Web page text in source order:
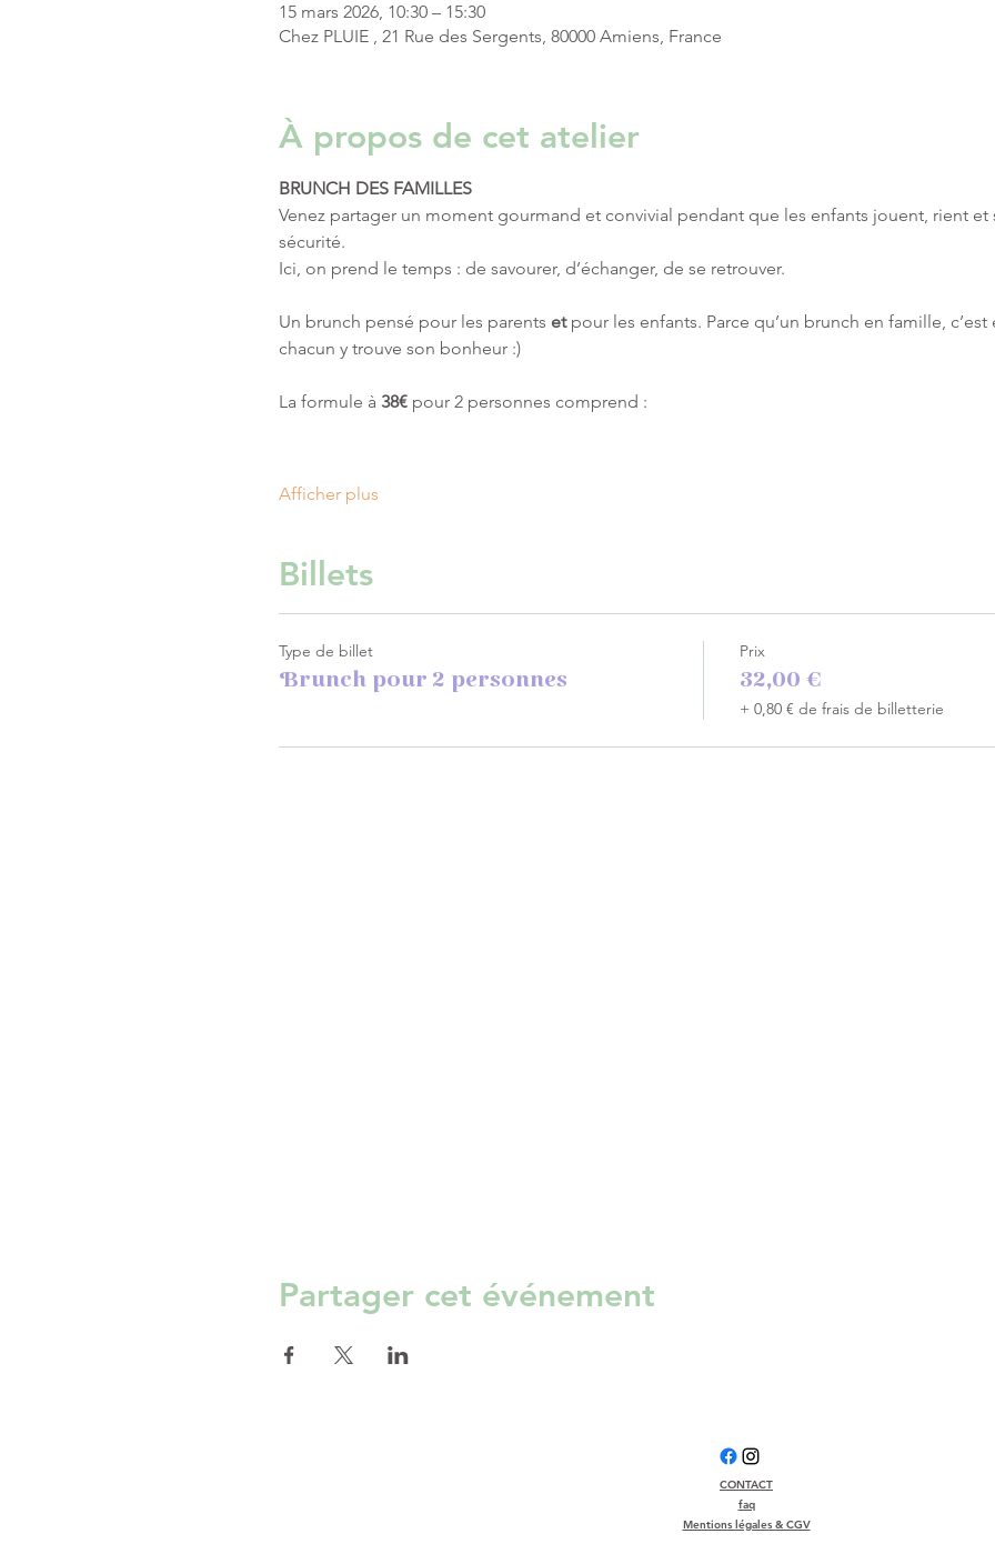
15 mars 2026, 10:30 – 15:30
Chez PLUIE , 21 Rue des Sergents, 80000 Amiens, France
À propos de cet atelier
BRUNCH DES FAMILLES
Venez partager un moment gourmand et convivial pendant que les enfants jouent, rient et
sécurité.
Ici, on prend le temps : de savourer, d’échanger, de se retrouver.
Un brunch pensé pour les parents et pour les enfants. Parce qu’un brunch en famille,
chacun y trouve son bonheur :)
La formule à 38€ pour 2 personnes comprend :
Afficher plus
Billets
Type de billet
Brunch pour 2 personnes
Prix
32,00 €
+ 0,80 € de frais de billetterie
Partager cet événement
CONTACT
faq
Mentions légales & CGV